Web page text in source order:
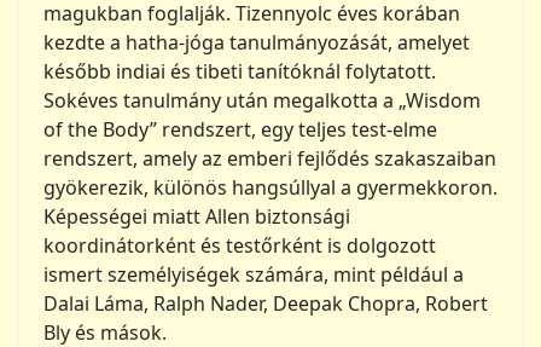
magukban foglalják. Tizennyolc éves korában
kezdte a hatha-jóga tanulmányozását, amelyet
később indiai és tibeti tanítóknál folytatott.
Sokéves tanulmány után megalkotta a „Wisdom
of the Body” rendszert, egy teljes test-elme
rendszert, amely az emberi fejlődés szakaszaiban
gyökerezik, különös hangsúllyal a gyermekkoron.
Képességei miatt Allen biztonsági
koordinátorként és testőrként is dolgozott
ismert személyiségek számára, mint például a
Dalai Láma, Ralph Nader, Deepak Chopra, Robert
Bly és mások.